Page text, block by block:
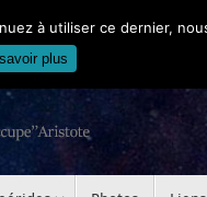
à utiliser ce dernier,
plus